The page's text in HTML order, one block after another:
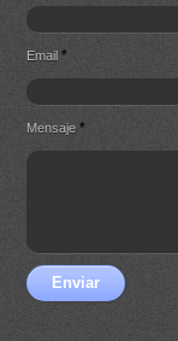
Email*
Mensaje*
Enviar